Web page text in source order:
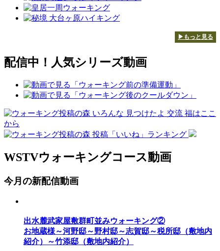
▶もっと見る
配信中！人気シリーズ動画
WSTVウォーキングコース動画
今月の新配信動画
出水麓武家屋敷群町並みウォーキング②
お地蔵様～河野邸～野村邸～志賀邸～税所邸（敷地内
紹介）～竹添邸（敷地内紹介）